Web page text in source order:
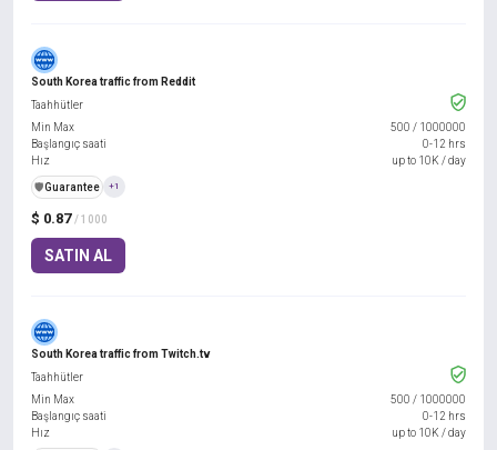
South Korea traffic from Reddit
$ 0.87 / 1000
SATIN AL
Taahhütler
Min Max
500 / 1000000
Başlangıç saati
0-12 hrs
Hız
up to 10K / day
️🛡️Guarantee +1
South Korea traffic from Twitch.tv
Taahhütler
Min Max
500 / 1000000
Başlangıç saati
0-12 hrs
Hız
up to 10K / day